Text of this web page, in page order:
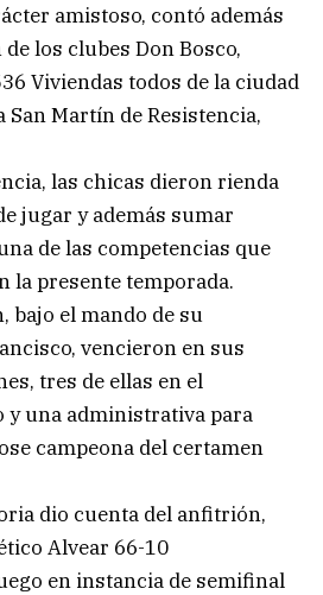
amistoso, contó además
los clubes Don Bosco,
Viviendas todos de la ciudad
San Martín de Resistencia,
las chicas dieron rienda
jugar y además sumar
de las competencias que
la presente temporada.
bajo el mando de su
vencieron en sus
tres de ellas en el
y una administrativa para
campeona del certamen
dio cuenta del anfitrión,
Alvear 66-10
en instancia de semifinal